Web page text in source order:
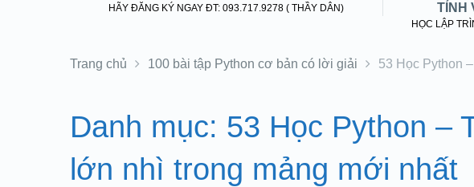
HÃY ĐĂNG KÝ NGAY ĐT: 093.717.9278 ( THẦY DÂN)
TỈNH
HỌC LẬP
Trang chủ 100 bài tập Python cơ bản có lời giải 53 Học Python
Danh mục: 53 Học Python –
lớn nhì trong mảng mới nhất